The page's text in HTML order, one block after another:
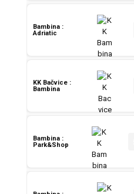
Bambina :
Adriatic
KK Bačvice :
Bambina
Bambina :
Park&Shop